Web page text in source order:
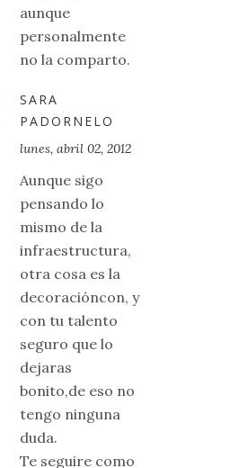
aunque
personalmente
no la comparto.
SARA
PADORNELO
lunes, abril 02, 2012
Aunque sigo
pensando lo
mismo de la
infraestructura,
otra cosa es la
decoracióncon, y
con tu talento
seguro que lo
dejaras
bonito,de eso no
tengo ninguna
duda.
Te seguire como